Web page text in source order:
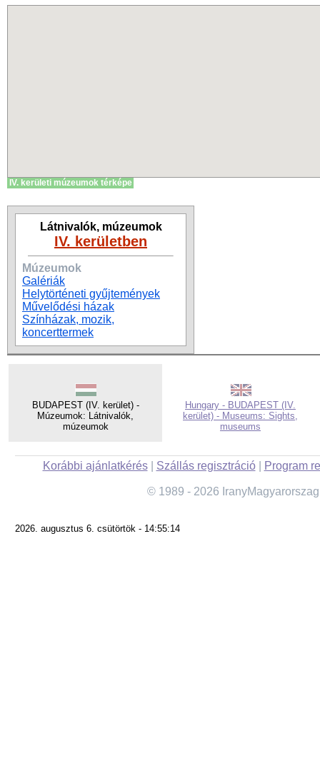
IV. kerületi múzeumok térképe
Látnivalók, múzeumok
IV. kerületben
Múzeumok
Galériák
Helytörténeti gyűjtemények
Művelődési házak
Színházak, mozik,
koncerttermek
BUDAPEST (IV. kerület) -
Múzeumok: Látnivalók,
múzeumok
Hungary - BUDAPEST (IV.
kerület) - Museums: Sights,
museums
Korábbi ajánlatkérés| Szállás regisztráció| Program
© 1989 - 2026
2026. augusztus 6. csütörtök - 14:55:14